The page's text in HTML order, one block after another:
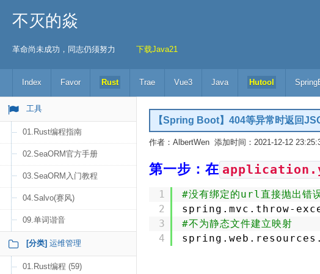
不灭的焱
革命尚未成功，同志仍须努力 下载Java21
Index Favor Rust Trae Vue3 Java Hutool
工具
01.Rust编程指南
02.SeaORM官方手册
03.SeaORM入门教程
04.Salvo(赛风)
09.单词谐音
[分类] 运维管理
01.Rust编程 (59)
【Spring Boot】404等异常时返回
作者：AlbertWen 添加时间：2021-12-12
第一步：在
1
2
3
4
#没有绑定的url直接抛出错
spring.mvc.throw-
#不为静态文件建立映射